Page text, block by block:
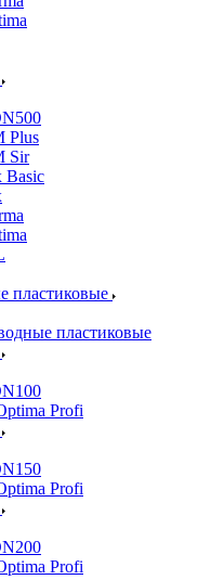
Sir
Basic
пластиковые
пластиковые
Profi
Profi
Profi